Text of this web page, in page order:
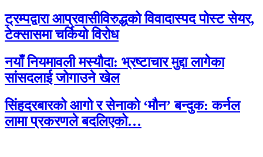
ट्रम्पद्वारा आप्रवासीविरुद्धको विवादास्पद पोस्ट सेयर,
टेक्सासमा चर्कियो विरोध
नयाँ नियमावली मस्यौदा: भ्रष्टाचार मुद्दा लागेका
सांसदलाई जोगाउने खेल
सिंहदरबारको आगो र सेनाको ‘मौन’ बन्दुक: कर्नल
लामा प्रकरणले बदलिएको…